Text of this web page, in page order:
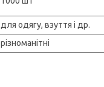
для одягу, взуття і др.
різноманітні